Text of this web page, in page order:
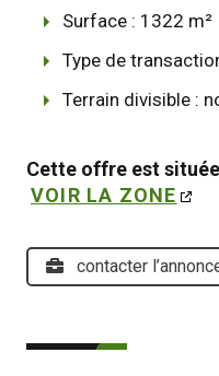
Surface : 1322 m²
Type de
Terrain divisible :
VOIR LA ZONE
contacter